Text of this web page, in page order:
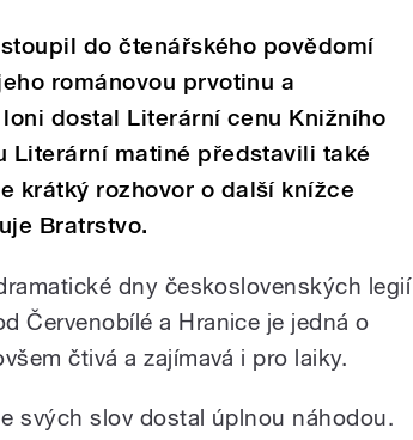
do čtenářského povědomí
románovou prvotinu a
dostal Literární cenu Knižního
Literární matiné představili také
krátký rozhovor o další knížce
Bratrstvo.
dny československých legií
Červenobílé a Hranice je jedná o
čtivá a zajímavá i pro laiky.
svých slov dostal úplnou náhodou.